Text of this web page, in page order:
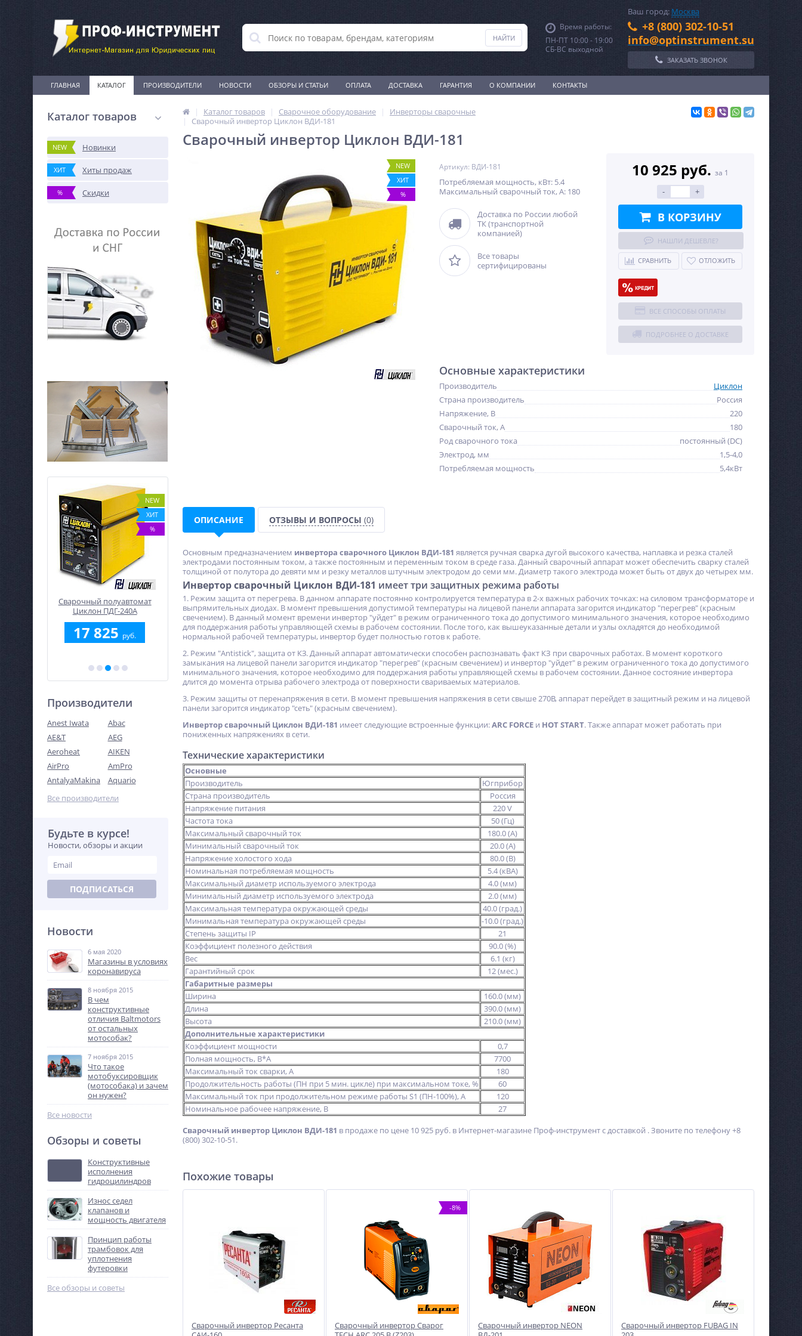
Время работы:
ПН-ПТ 10:00 - 19:00
СБ-ВС выходной
Ваш город: Москва
+8 (800) 302-10-51
info@optinstrument.su
ЗАКАЗАТЬ ЗВОНОК
ГЛАВНАЯ КАТАЛОГ ПРОИЗВОДИТЕЛИ НОВОСТИ ОБЗОРЫ И СТАТЬИ ОПЛАТА ДОСТАВКА ГАРАНТИЯ О КОМПАНИИ КОНТАКТЫ
Каталог товаров
NEW Новинки
ХИТ Хиты продаж
% Скидки
NEW
ХИТ
%
Сварочный полуавтомат
Циклон ПДГ-200А
16 675руб.
%
Сварочный полуавтомат
Циклон ВУДИ-181
19 900руб.
Ножи к фрезам Neway
TC254
Не указана цена
Сварочный полуавтомат
Циклон ПДГ-240
18 630
Производители
Anest Iwata
Abac
AE&T
AEG
Aeroheat
AIKEN
AirPro
AmPro
AntalyaMakina
Aquario
Все производители
Будьте в курсе!
Новости, обзоры и акции
ПОДПИСАТЬСЯ
Новости
6 мая 2020
Магазины в условиях
коронавируса
8 ноября 2015
В чем
конструктивные
отличия Baltmotors
от остальных
мотособак?
7 ноября 2015
Что такое
мотобуксировщик
(мотособака) и зачем
он нужен?
Все новости
Обзоры и советы
Конструктивные
исполнения
гидроцилиндров
Износ седел
клапанов и
мощность двигателя
Принцип работы
трамбовок для
уплотнения
футеровки
Все обзоры и советы
Каталог товаров Сварочное оборудование
Инверторы сварочные
Сварочный инвертор Циклон ВДИ-181
Сварочный инвертор Циклон ВДИ-181
NEW
ХИТ
%
Артикул: ВДИ-181
Потребляемая мощность, кВт: 5.4
Максимальный сварочный ток, А: 180
Доставка по России любой
ТК (транспортной
компанией)
Все товары
сертифицированы
10 925 руб. за 1
- +
В КОРЗИНУ
НАШЛИ ДЕШЕВЛЕ?
СРАВНИТЬ ОТЛОЖИТЬ
ВСЕ СПОСОБЫ ОПЛАТЫ
ПОДРОБНЕЕ О ДОСТАВКЕ
Основные характеристики
Производитель
Циклон
Страна производитель
Россия
Напряжение, В
220
Сварочный ток, А
180
Род сварочного тока
постоянный (DC)
Электрод, мм
1,5-4,0
Потребляемая мощность
5,4кВт
ОПИСАНИЕ ОТЗЫВЫ И ВОПРОСЫ (0)
Основным предназначением инвертора сварочного Циклон ВДИ-181 является ручная сварка дугой высокого качества, наплавка и резка сталей
электродами постоянным током, а также постоянным и переменным током в среде газа. Данный сварочный аппарат может обеспечить сварку сталей
толщиной от полутора до девяти мм и резку металлов штучным электродом до семи мм. Диаметр такого электрода может быть от двух до четырех мм.
Инвертор сварочный Циклон ВДИ-181 имеет три защитных режима работы
1. Режим защита от перегрева. В данном аппарате постоянно контролируется температура в 2-х важных рабочих точках: на силовом трансформаторе и
выпрямительных диодах. В момент превышения допустимой температуры на лицевой панели аппарата загорится индикатор "перегрев" (красным
свечением). В данный момент времени инвертор "уйдет" в режим ограниченного тока до допустимого минимального значения, которое необходимо
для поддержания работы управляющей схемы в рабочем состоянии. После того, как вышеуказанные детали и узлы охладятся до необходимой
нормальной рабочей температуры, инвертор будет полностью готов к работе.
2. Режим "Antistick", защита от КЗ. Данный аппарат автоматически способен распознавать факт КЗ при сварочных работах. В момент короткого
замыкания на лицевой панели загорится индикатор "перегрев" (красным свечением) и инвертор "уйдет" в режим ограниченного тока до допустимого
минимального значения, которое необходимо для поддержания работы управляющей схемы в рабочем состоянии. Данное состояние инвертора
длится до момента отрыва рабочего электрода от поверхности свариваемых материалов.
3. Режим защиты от перенапряжения в сети. В момент превышения напряжения в сети свыше 270В, аппарат перейдет в защитный режим и на лицевой
панели загорится индикатор "сеть" (красным свечением).
Инвертор сварочный Циклон ВДИ-181 имеет следующие встроенные функции:ARC FORCE и HOT START. Также аппарат может работать при
пониженных напряжениях в сети.
Технические характеристики
Основные
Производитель
Югприбор
Страна производитель
Россия
Напряжение питания
220 V
Частота тока
50 (Гц)
Максимальный сварочный ток
180.0 (А)
Минимальный сварочный ток
20.0 (А)
Напряжение холостого хода
80.0 (В)
Номинальная потребляемая мощность
5.4 (кВА)
Максимальный диаметр используемого электрода
4.0 (мм)
Минимальный диаметр используемого электрода
2.0 (мм)
Максимальная температура окружающей среды
40.0 (град.)
Минимальная температура окружающей среды
-10.0 (град.)
Степень защиты IP
21
Коэффициент полезного действия
90.0 (%)
Вес
6.1 (кг)
Гарантийный срок
12 (мес.)
Габаритные размеры
Ширина
160.0 (мм)
Длина
390.0 (мм)
Высота
210.0 (мм)
Дополнительные характеристики
Коэффициент мощности
0,7
Полная мощность, В*А
7700
Максимальный ток сварки, А
180
Продолжительность работы (ПН при 5 мин. цикле) при максимальном токе, %
60
Максимальный ток при продолжительном режиме работы S1 (ПН-100%), А
120
Номинальное рабочее напряжение, В
27
Сварочный инвертор Циклон ВДИ-181 в продаже по цене 10 925 руб. в Интернет-магазине Проф-инструмент с доставкой . Звоните по телефону +8
(800) 302-10-51.
Похожие товары
Сварочный инвертор Ресанта
-8%
Сварочный инвертор Сварог
Сварочный инвертор NEON
Сварочный инвертор FUBAG IN